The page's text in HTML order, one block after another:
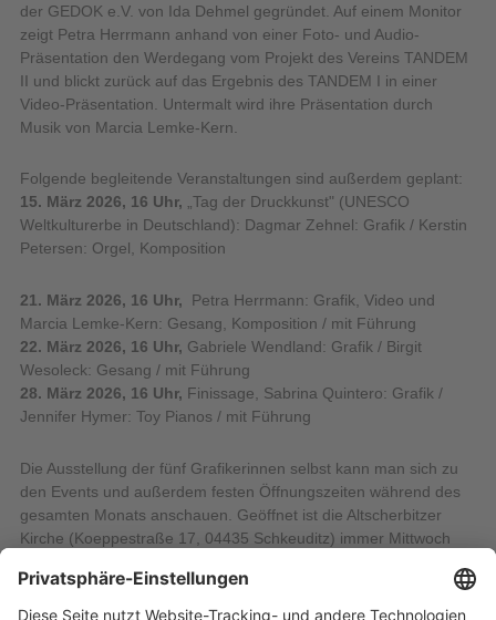
der GEDOK e.V. von Ida Dehmel gegründet. Auf einem Monitor
zeigt Petra Herrmann anhand von einer Foto- und Audio-
Präsentation den Werdegang vom Projekt des Vereins TANDEM
II und blickt zurück auf das Ergebnis des TANDEM I in einer
Video-Präsentation. Untermalt wird ihre Präsentation durch
Musik von Marcia Lemke-Kern.
Folgende begleitende Veranstaltungen sind außerdem geplant:
15. März 2026, 16 Uhr, „Tag der Druckkunst" (UNESCO
Weltkulturerbe in Deutschland): Dagmar Zehnel: Grafik / Kerstin
Petersen: Orgel, Komposition
21. März 2026, 16 Uhr,
Petra Herrmann: Grafik, Video und
Marcia Lemke-Kern: Gesang, Komposition / mit Führung
22. März 2026, 16 Uhr, Gabriele Wendland: Grafik / Birgit
Wesoleck: Gesang / mit Führung
28. März 2026, 16 Uhr, Finissage, Sabrina Quintero: Grafik /
Jennifer Hymer: Toy Pianos / mit Führung
Die Ausstellung der fünf Grafikerinnen selbst kann man sich zu
den Events und außerdem festen Öffnungszeiten während des
gesamten Monats anschauen. Geöffnet ist die Altscherbitzer
Kirche (Koeppestraße 17, 04435 Schkeuditz) immer Mittwoch
nach Vereinbarung unter 0179/9756299.